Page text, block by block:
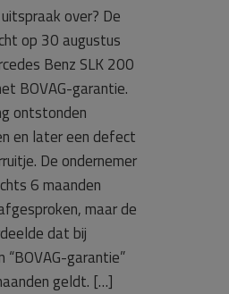
over? De
op 30 augustus
Benz SLK 200
BOVAG-garantie.
ontstonden
en later een defect
De ondernemer
6 maanden
maar de
dat bij
“BOVAG-garantie”
geldt. […]